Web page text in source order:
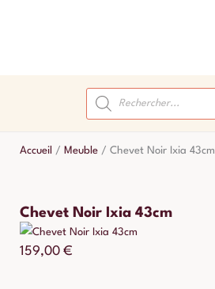
Recherche
de
produits
Accueil / Meuble / Chevet Noir Ixia 43cm
Chevet Noir Ixia 43cm
159,00 €